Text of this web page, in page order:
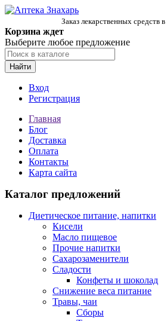
Заказ лекарственных средств
Корзина ждет
Выберите любое предложение
Найти
Вход
Регистрация
Главная
Блог
Доставка
Оплата
Контакты
Карта сайта
Каталог предложений
Диетическое питание, напитки
Кисели
Масло пищевое
Прочие напитки
Сахарозаменители
Сладости
Конфеты и шоколад
Снижение веса питание
Травы, чаи
Сборы